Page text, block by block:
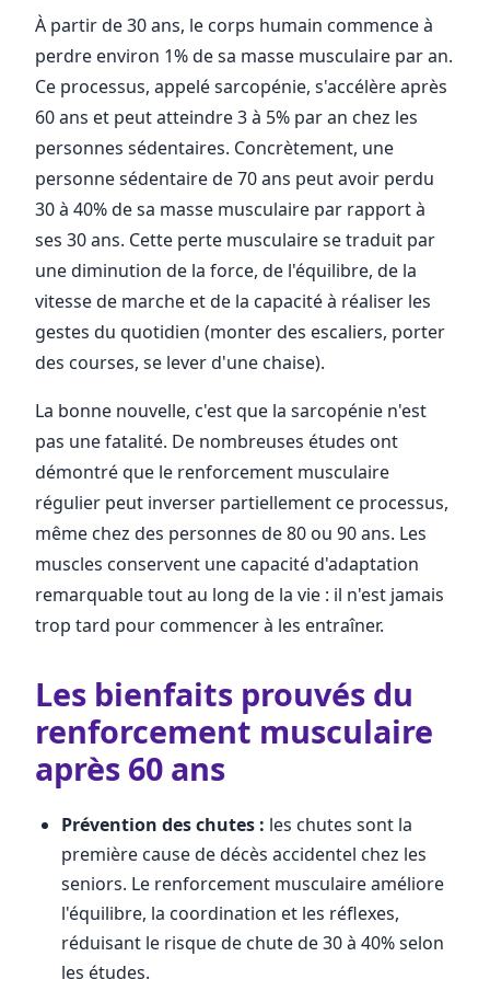
À partir de 30 ans, le corps humain commence à
perdre environ 1% de sa masse musculaire par an.
Ce processus, appelé sarcopénie, s'accélère après
60 ans et peut atteindre 3 à 5% par an chez les
personnes sédentaires. Concrètement, une
personne sédentaire de 70 ans peut avoir perdu
30 à 40% de sa masse musculaire par rapport à
ses 30 ans. Cette perte musculaire se traduit par
une diminution de la force, de l'équilibre, de la
vitesse de marche et de la capacité à réaliser les
gestes du quotidien (monter des escaliers, porter
des courses, se lever d'une chaise).
La bonne nouvelle, c'est que la sarcopénie n'est
pas une fatalité. De nombreuses études ont
démontré que le renforcement musculaire
régulier peut inverser partiellement ce processus,
même chez des personnes de 80 ou 90 ans. Les
muscles conservent une capacité d'adaptation
remarquable tout au long de la vie : il n'est jamais
trop tard pour commencer à les entraîner.
Les bienfaits prouvés du
renforcement musculaire
après 60 ans
Prévention des chutes : les chutes sont la
première cause de décès accidentel chez les
seniors. Le renforcement musculaire améliore
l'équilibre, la coordination et les réflexes,
réduisant le risque de chute de 30 à 40% selon
les études.